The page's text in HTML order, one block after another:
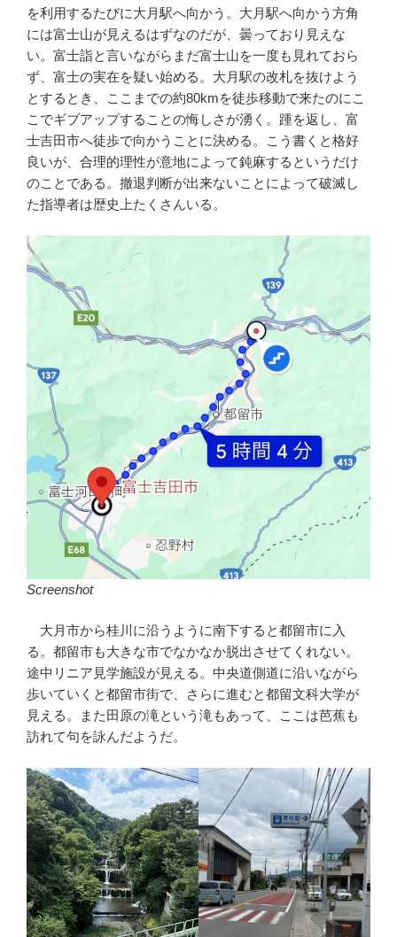
を利用するたびに大月駅へ向かう。大月駅へ向かう方角
には富士山が見えるはずなのだが、曇っており見えな
い。富士詣と言いながらまだ富士山を一度も見れておら
ず、富士の実在を疑い始める。大月駅の改札を抜けよう
とするとき、ここまでの約80kmを徒歩移動で来たのにこ
こでギブアップすることの悔しさが湧く。踵を返し、富
士吉田市へ徒歩で向かうことに決める。こう書くと格好
良いが、合理的理性が意地によって鈍麻するというだけ
のことである。撤退判断が出来ないことによって破滅し
た指導者は歴史上たくさんいる。
Screenshot
大月市から桂川に沿うように南下すると都留市に入
る。都留市も大きな市でなかなか脱出させてくれない。
途中リニア見学施設が見える。中央道側道に沿いながら
歩いていくと都留市街で、さらに進むと都留文科大学が
見える。また田原の滝という滝もあって、ここは芭蕉も
訪れて句を詠んだようだ。